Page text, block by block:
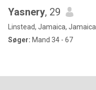
Yasnery, 29
Linstead, Jamaica, Jamaica
Søger: Mand 34 - 67